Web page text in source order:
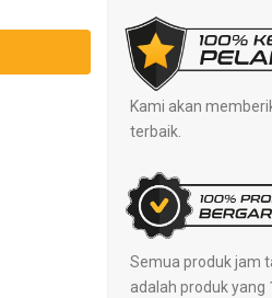
Kami akan
terbaik.
Semua produk jam
adalah produk yang